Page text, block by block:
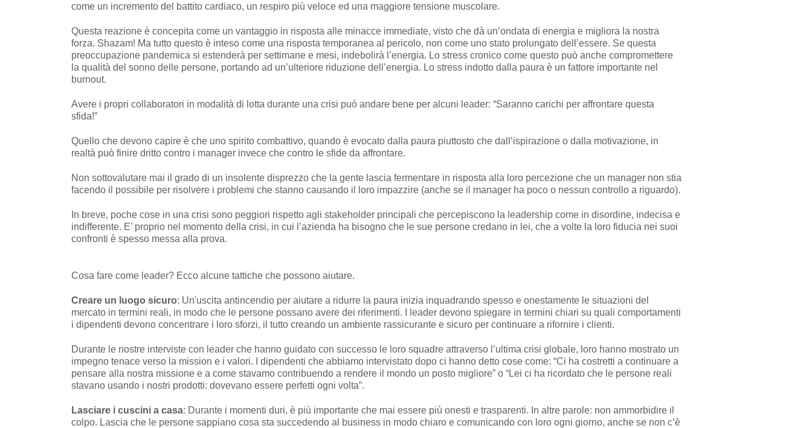
come un incremento del battito cardiaco, un respiro più veloce ed una maggiore tensione muscolare.
Questa reazione è concepita come un vantaggio in risposta alle minacce immediate, visto che dà un’ondata di energia e migliora la nostra
forza. Shazam! Ma tutto questo è inteso come una risposta temporanea al pericolo, non come uno stato prolungato dell’essere. Se questa
preoccupazione pandemica si estenderà per settimane e mesi, indebolirà l’energia. Lo stress cronico come questo può anche compromettere
la qualità del sonno delle persone, portando ad un’ulteriore riduzione dell’energia. Lo stress indotto dalla paura è un fattore importante nel
burnout.
Avere i propri collaboratori in modalità di lotta durante una crisi può andare bene per alcuni leader: “Saranno carichi per affrontare questa
sfida!”
Quello che devono capire è che uno spirito combattivo, quando è evocato dalla paura piuttosto che dall’ispirazione o dalla motivazione, in
realtà può finire dritto contro i manager invece che contro le sfide da affrontare.
Non sottovalutare mai il grado di un insolente disprezzo che la gente lascia fermentare in risposta alla loro percezione che un manager non stia
facendo il possibile per risolvere i problemi che stanno causando il loro impazzire (anche se il manager ha poco o nessun controllo a riguardo).
In breve, poche cose in una crisi sono peggiori rispetto agli stakeholder principali che percepiscono la leadership come in disordine, indecisa e
indifferente. E’ proprio nel momento della crisi, in cui l’azienda ha bisogno che le sue persone credano in lei, che a volte la loro fiducia nei suoi
confronti è spesso messa alla prova.
Cosa fare come leader? Ecco alcune tattiche che possono aiutare.
Creare un luogo sicuro: Un'uscita antincendio per aiutare a ridurre la paura inizia inquadrando spesso e onestamente le situazioni del
mercato in termini reali, in modo che le persone possano avere dei riferimenti. I leader devono spiegare in termini chiari su quali comportamenti
i dipendenti devono concentrare i loro sforzi, il tutto creando un ambiente rassicurante e sicuro per continuare a rifornire i clienti.
Durante le nostre interviste con leader che hanno guidato con successo le loro squadre attraverso l’ultima crisi globale, loro hanno mostrato un
impegno tenace verso la mission e i valori. I dipendenti che abbiamo intervistato dopo ci hanno detto cose come: “Ci ha costretti a continuare a
pensare alla nostra missione e a come stavamo contribuendo a rendere il mondo un posto migliore” o “Lei ci ha ricordato che le persone reali
stavano usando i nostri prodotti: dovevano essere perfetti ogni volta”.
Lasciare i cuscini a casa: Durante i momenti duri, è più importante che mai essere più onesti e trasparenti. In altre parole: non ammorbidire il
colpo. Lascia che le persone sappiano cosa sta succedendo al business in modo chiaro e comunicando con loro ogni giorno, anche se non c’è